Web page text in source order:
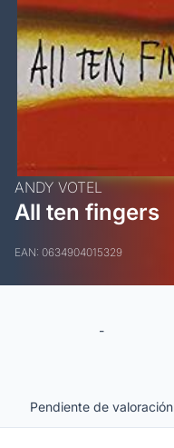
ANDY VOTEL
All ten fingers
EAN: 0634904015329
-
Pendiente de valoración